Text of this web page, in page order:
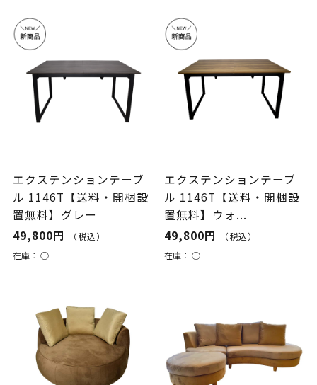
エクステンションテーブ
ル 1146T【送料・開梱設
置無料】グレー
49,800円
（税込）
在庫： ○
エクステンションテーブ
ル 1146T【送料・開梱設
置無料】ウォ...
49,800円
（税込）
在庫：○